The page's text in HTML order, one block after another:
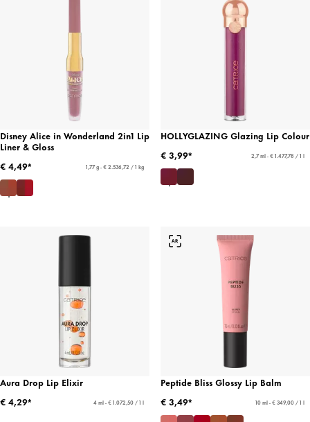
Disney Alice in Wonderland 2in1 Lip
Liner & Gloss
€ 4,49*
1,77 g - € 2.536,72 / 1 kg
HOLLYGLAZING Glazing Lip Colour
€ 3,99*
2,7 ml - € 1.477,78 / 1 l
Aura Drop Lip Elixir
€ 4,29*
4 ml - € 1.072,50 / 1 l
Peptide Bliss Glossy Lip Balm
€ 3,49*
10 ml - € 349,00 / 1 l